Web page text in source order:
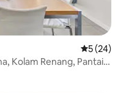
Penarafan
5 (24)
Kolam Renang, Pantai,